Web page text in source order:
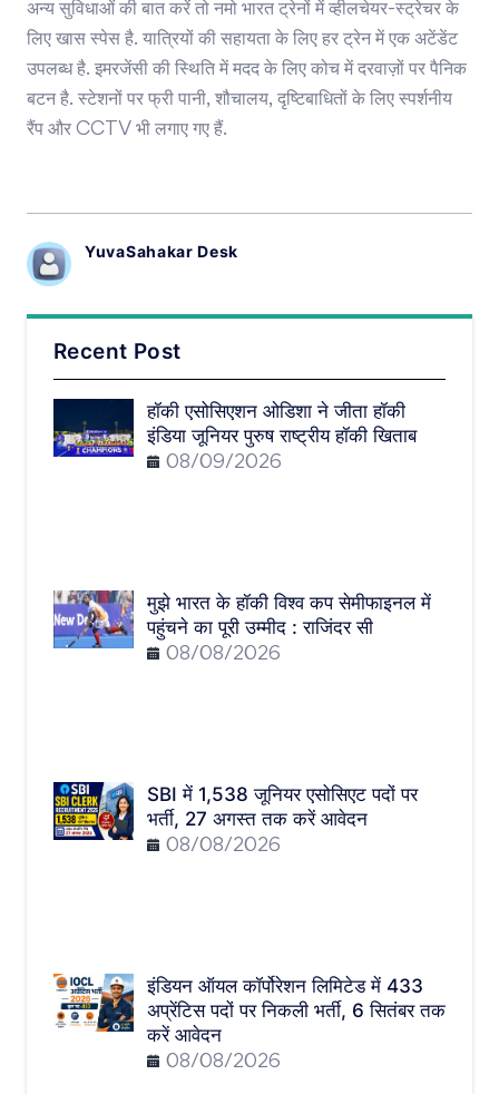
अन्य सुविधाओं की बात करें तो नमो भारत ट्रेनों में व्हीलचेयर-स्ट्रेचर के
लिए खास स्पेस है. यात्रियों की सहायता के लिए हर ट्रेन में एक अटेंडेंट
उपलब्ध है. इमरजेंसी की स्थिति में मदद के लिए कोच में दरवाज़ों पर पैनिक
बटन है. स्टेशनों पर फ्री पानी, शौचालय, दृष्टिबाधितों के लिए स्पर्शनीय
रैंप और CCTV भी लगाए गए हैं.
YuvaSahakar Desk
Recent Post
हॉकी एसोसिएशन ओडिशा ने जीता हॉकी
इंडिया जूनियर पुरुष राष्ट्रीय हॉकी खिताब
08/09/2026
मुझे भारत के हॉकी विश्व कप सेमीफाइनल में
पहुंचने का पूरी उम्मीद : राजिंदर सी
08/08/2026
SBI में 1,538 जूनियर एसोसिएट पदों पर
भर्ती, 27 अगस्त तक करें आवेदन
08/08/2026
इंडियन ऑयल कॉर्पोरेशन लिमिटेड में 433
अप्रेंटिस पदों पर निकली भर्ती, 6 सितंबर तक
करें आवेदन
08/08/2026